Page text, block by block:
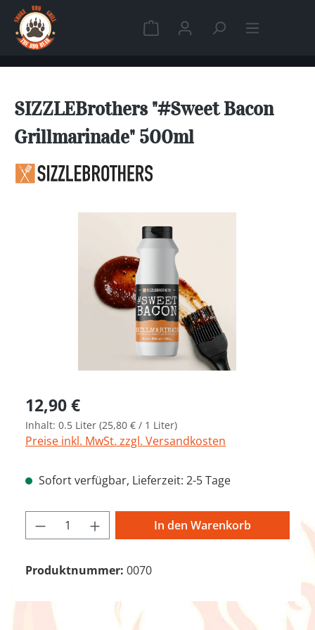
Zum Hauptinhalt springen
Warenkorb enthält 0
SIZZLEBrothers "#Sweet Bacon
Grillmarinade" 500ml
Regulärer Preis:
12,90 €
Inhalt: 0.5 Liter (25,80 € / 1 Liter)
Preise inkl. MwSt. zzgl. Versandkosten
Sofort verfügbar, Lieferzeit: 2-5 Tage
Produkt Anzahl: Gib den
In den Warenkorb
Produktnummer: 0070